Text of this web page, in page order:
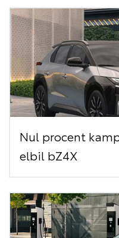
Nul procent
elbil bZ4X